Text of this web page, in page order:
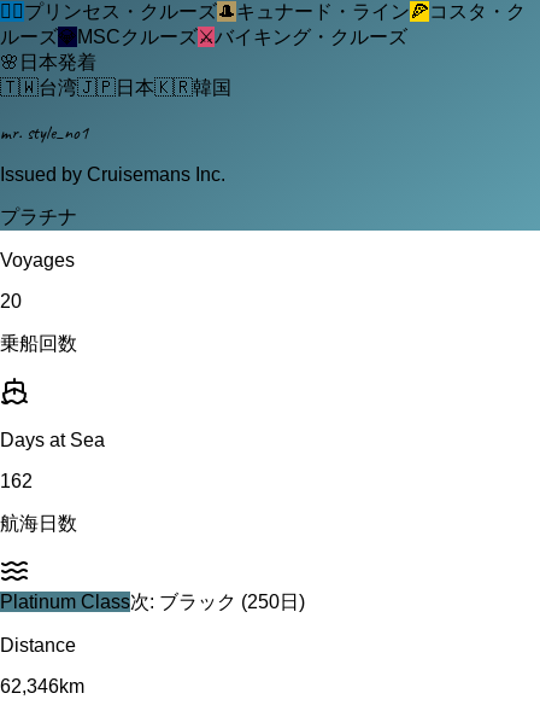
🧜‍♀️プリンセス・クルーズ🎩キュナード・ライン🍕コスタ・ク
ルーズ💎MSCクルーズ⚔️バイキング・クルーズ
🌸 日本発着
🇹🇼台湾🇯🇵日本🇰🇷韓国
mr. style_no1
Issued by Cruisemans Inc.
プラチナ
Voyages
20
乗船回数
Days at Sea
162
航海日数
Platinum Class次: ブラック (250日)
Distance
62,346km